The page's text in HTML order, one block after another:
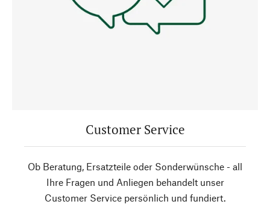
Customer Service
Ob Beratung, Ersatzteile oder Sonderwünsche - all
Ihre Fragen und Anliegen behandelt unser
Customer Service persönlich und fundiert.